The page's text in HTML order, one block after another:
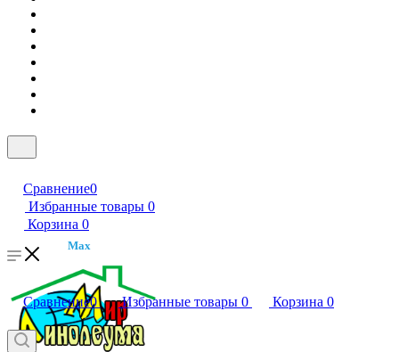
Сравнение0
Избранные товары 0
Корзина 0
Max
Сравнение0 Избранные товары 0 Корзина 0